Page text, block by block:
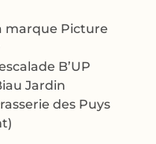
marque Picture
B’UP
Jardin
des Puys